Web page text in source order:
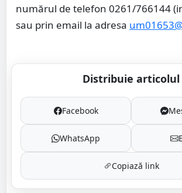
numărul de telefon 0261/766144
sau prin email la adresa
Distribuie articolul
Facebook
WhatsApp
Copiază link